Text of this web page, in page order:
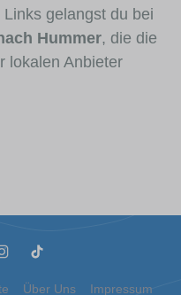
gelangst du bei
Hummer, die die
lokalen Anbieter
Über Uns Impressum